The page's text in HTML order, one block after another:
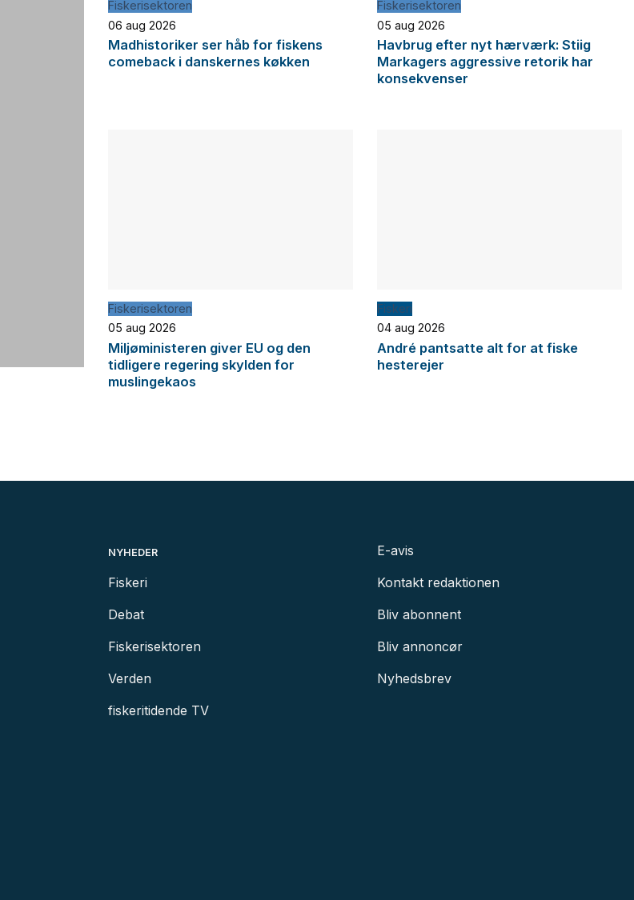
Fiskerisektoren
06 aug 2026
Madhistoriker ser håb for fiskens
comeback i danskernes køkken
Fiskerisektoren
05 aug 2026
Havbrug efter nyt hærværk: Stiig
Markagers aggressive retorik har
konsekvenser
Fiskerisektoren
05 aug 2026
Miljøministeren giver EU og den
tidligere regering skylden for
muslingekaos
Fiskeri
04 aug 2026
André pantsatte alt for at fiske
hesterejer
NYHEDER
Fiskeri
Debat
Fiskerisektoren
Verden
fiskeritidende TV
E-avis
Kontakt redaktionen
Bliv abonnent
Bliv annoncør
Nyhedsbrev